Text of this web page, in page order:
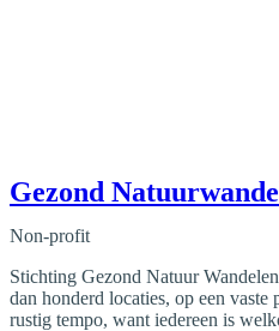
Gezond
Non-profit
Stichting Gezond Natuur
dan honderd locaties, op een
rustig tempo, want iedereen is